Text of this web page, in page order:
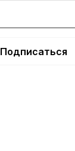
Подписаться